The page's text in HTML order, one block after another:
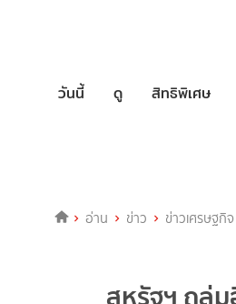
วันนี้ ดู สิทธิพิเศษ
อ่าน ข่าว ข่าวเศรษฐกิจ